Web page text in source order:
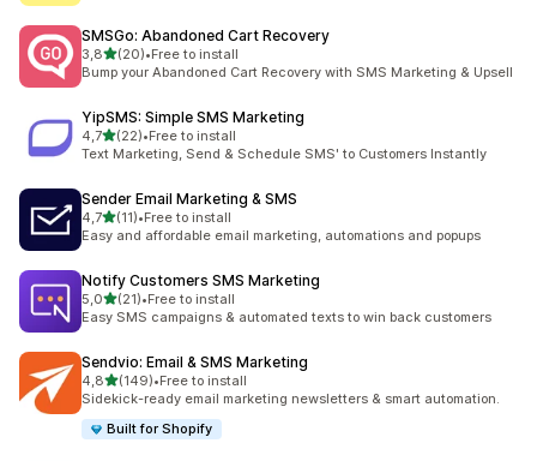
SMSGo: Abandoned Cart Recovery
3,8z 5 hvězd
(20)
Celkový počet recenzí: 20
•Free to install
Bump your Abandoned Cart Recovery with SMS Marketing & Upsell
YipSMS: Simple SMS Marketing
4,7z 5 hvězd
(22)
Celkový počet recenzí: 22
•Free to install
Text Marketing, Send & Schedule SMS' to Customers Instantly
Sender Email Marketing & SMS
4,7z 5 hvězd
(11)
Celkový počet recenzí: 11
•Free to install
Easy and affordable email marketing, automations and popups
Notify Customers SMS Marketing
5,0z 5 hvězd
(21)
Celkový počet recenzí: 21
•Free to install
Easy SMS campaigns & automated texts to win back customers
Sendvio: Email & SMS Marketing
4,8z 5 hvězd
(149)
Celkový počet recenzí: 149
•Free to install
Sidekick-ready email marketing newsletters & smart automation.
Built for Shopify